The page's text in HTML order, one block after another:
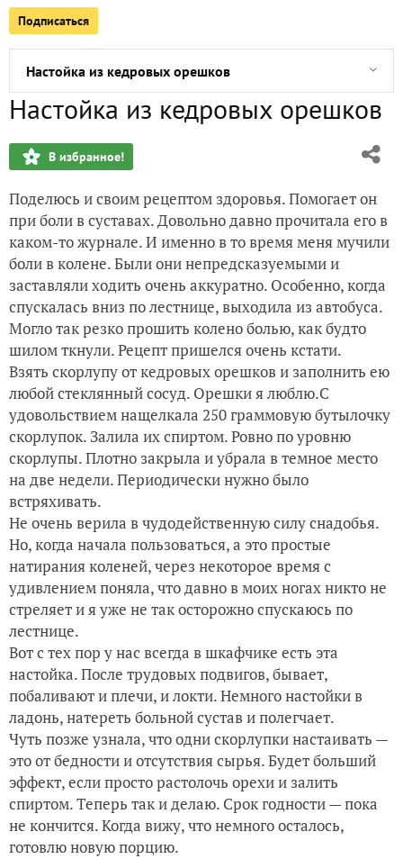
Подписаться
Покупки и заказы на сезон 2017
Настойка из кедровых орешков
Курятник - подготовка к зиме
Стеллаж для рассады
Плоскорез Фокина. Размышления на тему
Первый иней
Этапы (не)большого пути)))
Настойка из кедровых орешков
В избранное!
Поделюсь и своим рецептом здоровья. Помогает он
при боли в суставах. Довольно давно прочитала его в
каком-то журнале. И именно в то время меня мучили
боли в колене. Были они непредсказуемыми и
заставляли ходить очень аккуратно. Особенно, когда
спускалась вниз по лестнице, выходила из автобуса.
Могло так резко прошить колено болью, как будто
шилом ткнули. Рецепт пришелся очень кстати.
Взять скорлупу от кедровых орешков и заполнить ею
любой стеклянный сосуд. Орешки я люблю.С
удовольствием нащелкала 250 граммовую бутылочку
скорлупок. Залила их спиртом. Ровно по уровню
скорлупы. Плотно закрыла и убрала в темное место
на две недели. Периодически нужно было
встряхивать.
Не очень верила в чудодейственную силу снадобья.
Но, когда начала пользоваться, а это простые
натирания коленей, через некоторое время с
удивлением поняла, что давно в моих ногах никто не
стреляет и я уже не так осторожно спускаюсь по
лестнице.
Вот с тех пор у нас всегда в шкафчике есть эта
настойка. После трудовых подвигов, бывает,
побаливают и плечи, и локти. Немного настойки в
ладонь, натереть больной сустав и полегчает.
Чуть позже узнала, что одни скорлупки настаивать —
это от бедности и отсутствия сырья. Будет больший
эффект, если просто растолочь орехи и залить
спиртом. Теперь так и делаю. Срок годности — пока
не кончится. Когда вижу, что немного осталось,
готовлю новую порцию.